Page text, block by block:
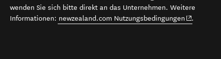
wenden Sie sich bitte direkt an das Unternehmen. Weitere
Informationen: newzealand.com Nutzungsbedingungen (opens in
.